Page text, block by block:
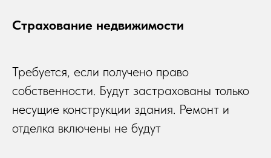
Страхование недвижимости
Требуется, если получено право
собственности. Будут застрахованы только
несущие конструкции здания. Ремонт и
отделка включены не будут